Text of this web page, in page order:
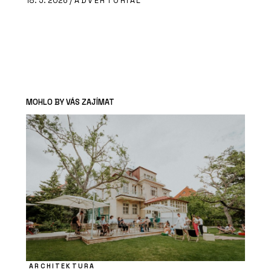
MOHLO BY VÁS ZAJÍMAT
ARCHITEKTURA